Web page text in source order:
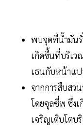
พบจุดที่น้ำมันรั่
เกิดขึ้นที่บริเว
เธนกับหน้าแป
จากการสืบสว
โดยจุลซี่พ ซึ่ง
เจริญเติบโตบ